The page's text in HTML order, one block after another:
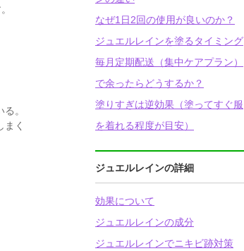
。
く
なぜ1日2回の使用が良いのか？
ジュエルレインを塗るタイミング
毎月定期配送（集中ケアプラン）
で余ったらどうするか？
塗りすぎは逆効果（塗ってすぐ服
を着れる程度が目安）
ジュエルレインの詳細
効果について
ジュエルレインの成分
ジュエルレインでニキビ跡対策